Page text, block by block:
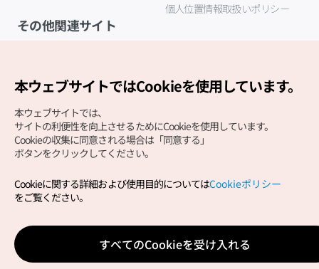
個人位置情報取扱いポリシー
その他関連サイト
Copyright (c) Korea Tourism Organization All Rights
サイトエラー報告公式メール
japanese@knto.or.kr
本ウェブサイトではCookieを使用しています。
本ウェブサイトでは、
サイトの利便性を向上させるためにCookieを使用しています。
Cookieの収集に同意される場合は「同意する」
ボタンをクリックしてください。
Cookieに関する詳細および使用目的についてはCookieポリシー
をご覧ください。
すべてのCookieを受け入れる